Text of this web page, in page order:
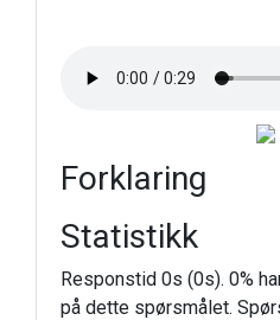
Forklaring
Statistikk
Responstid 0s (0s). 0%
på dette spørsmålet.